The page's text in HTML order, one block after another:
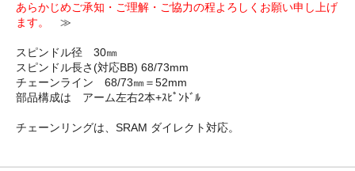
あらかじめご承知・ご理解・ご協力の程よろしくお願い申し上げ
ます。
≫
スピンドル径 30㎜
スピンドル長さ(対応BB) 68/73mm
チェーンライン 68/73㎜＝52mm
部品構成は アーム左右2本+ｽﾋﾟﾝﾄﾞﾙ
チェーンリングは、SRAM ダイレクト対応。